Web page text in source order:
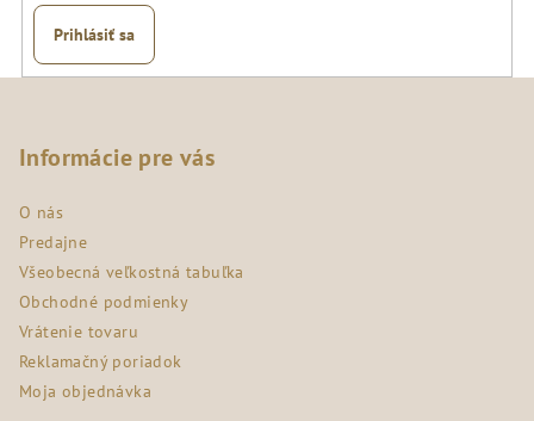
Prihlásiť sa
Informácie pre vás
O nás
Predajne
Všeobecná veľkostná tabuľka
Obchodné podmienky
Vrátenie tovaru
Reklamačný poriadok
Moja objednávka